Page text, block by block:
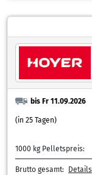
bis Fr 11.09.2026
(in 25 Tagen)
1000 kg Pelletspreis:
Brutto gesamt: Details